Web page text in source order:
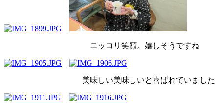
ニッコリ笑顔。嬉しそうですね
美味しい美味しいと喜ばれていました